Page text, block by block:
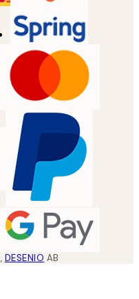
, DESENIO AB